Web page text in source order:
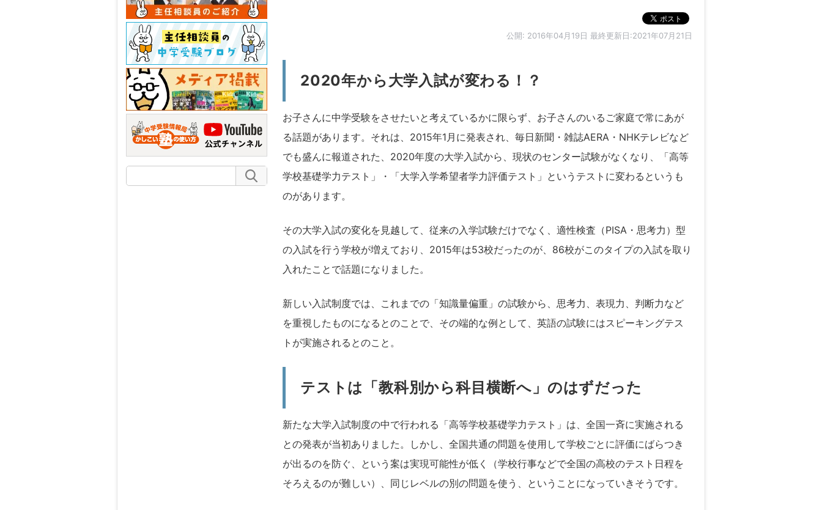
公開: 2016年04月19日 最終更新日:2021年07月21日
2020年から大学入試が変わる！？
お子さんに中学受験をさせたいと考えているかに限らず、お子さんのいるご家庭で常にあが
る話題があります。それは、2015年1月に発表され、毎日新聞・雑誌AERA・NHKテレビなど
でも盛んに報道された、2020年度の大学入試から、現状のセンター試験がなくなり、「高等
学校基礎学力テスト」・「大学入学希望者学力評価テスト」というテストに変わるというも
のがあります。
その大学入試の変化を見越して、従来の入学試験だけでなく、適性検査（PISA・思考力）型
の入試を行う学校が増えており、2015年は53校だったのが、86校がこのタイプの入試を取り
入れたことで話題になりました。
新しい入試制度では、これまでの「知識量偏重」の試験から、思考力、表現力、判断力など
を重視したものになるとのことで、その端的な例として、英語の試験にはスピーキングテス
トが実施されるとのこと。
テストは「教科別から科目横断へ」のはずだった
新たな大学入試制度の中で行われる「高等学校基礎学力テスト」は、全国一斉に実施される
との発表が当初ありました。しかし、全国共通の問題を使用して学校ごとに評価にばらつき
が出るのを防ぐ、という案は実現可能性が低く（学校行事などで全国の高校のテスト日程を
そろえるのが難しい）、同じレベルの別の問題を使う、ということになっていきそうです。